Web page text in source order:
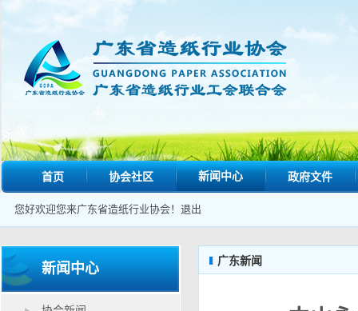
首页 协会社区 新闻中心 政府文件
您好欢迎您来广东省造纸行业协会！ 退出
新闻中心 广东新闻